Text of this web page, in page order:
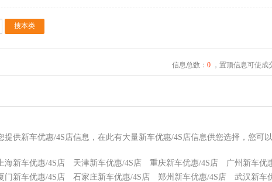
信息总数： 0，置顶信息可使成
提供新车优惠/4S店信息，在此有大量新车优惠/4S店信息供您选择，您可
上海新车优惠/4S店 天津新车优惠/4S店 重庆新车优惠/4S店 广州新车优
门新车优惠/4S店 石家庄新车优惠/4S店 郑州新车优惠/4S店 武汉新车